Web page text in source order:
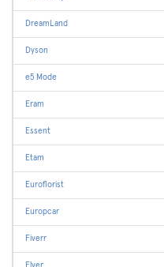
DreamLand
Dyson
e5 Mode
Eram
Essent
Etam
Euroflorist
Europcar
Fiverr
Flyer